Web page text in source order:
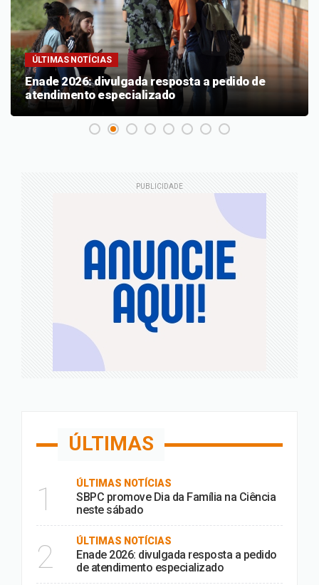
ÚLTIMAS NOTÍCIAS
Enade 2026: divulgada resposta a pedido de
atendimento especializado
PUBLICIDADE
ÚLTIMAS
1 ÚLTIMAS NOTÍCIAS
SBPC promove Dia da Família na Ciência
neste sábado
2 ÚLTIMAS NOTÍCIAS
Enade 2026: divulgada resposta a pedido
de atendimento especializado